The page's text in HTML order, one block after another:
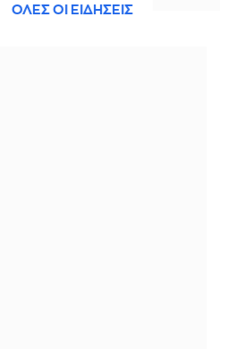
3 ΏΡΕΣ
ΟΛΕΣ ΟΙ ΕΙΔΗΣΕΙΣ